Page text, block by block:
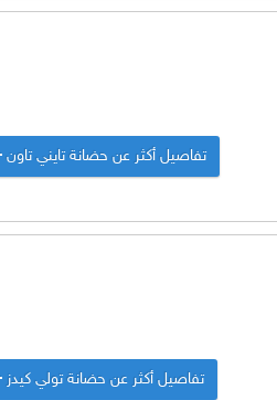
تفاصيل أكثر عن حضانة تايني تاون
تفاصيل أكثر عن حضانة تولي كيدز